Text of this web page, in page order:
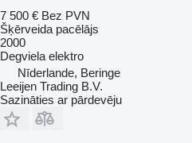
7 500 € Bez PVN
Šķērveida pacēlājs
2000
Degviela elektro
Nīderlande, Beringe
Leeijen Trading B.V.
Sazināties ar pārdevēju